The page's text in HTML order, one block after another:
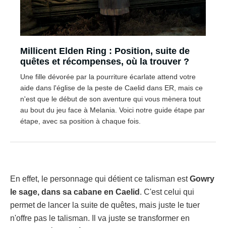
Millicent Elden Ring : Position, suite de
quêtes et récompenses, où la trouver ?
Une fille dévorée par la pourriture écarlate attend votre
aide dans l'église de la peste de Caelid dans ER, mais ce
n'est que le début de son aventure qui vous mènera tout
au bout du jeu face à Melania. Voici notre guide étape par
étape, avec sa position à chaque fois.
En effet, le personnage qui détient ce talisman estGowry
le sage, dans sa cabane en Caelid . C'est celui qui
permet de lancer la suite de quêtes, mais juste le tuer
n'offre pas le talisman. Il va juste se transformer en